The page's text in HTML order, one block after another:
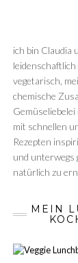
ich bin Claudia
vegetarisch,
chemische
mit schnellen
Rezepten
und unterwegs
natürlich zu
MEIN